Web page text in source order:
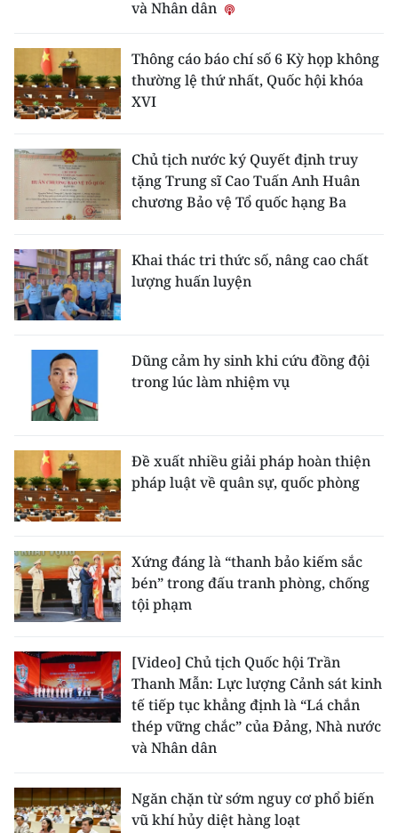
và Nhân dân
Thông cáo báo chí số 6 Kỳ họp không
thường lệ thứ nhất, Quốc hội khóa
XVI
Chủ tịch nước ký Quyết định truy
tặng Trung sĩ Cao Tuấn Anh Huân
chương Bảo vệ Tổ quốc hạng Ba
Khai thác tri thức số, nâng cao chất
lượng huấn luyện
Dũng cảm hy sinh khi cứu đồng đội
trong lúc làm nhiệm vụ
Đề xuất nhiều giải pháp hoàn thiện
pháp luật về quân sự, quốc phòng
Xứng đáng là “thanh bảo kiếm sắc
bén” trong đấu tranh phòng, chống
tội phạm
[Video] Chủ tịch Quốc hội Trần
Thanh Mẫn: Lực lượng Cảnh sát kinh
tế tiếp tục khẳng định là “Lá chắn
thép vững chắc” của Đảng, Nhà nước
và Nhân dân
Ngăn chặn từ sớm nguy cơ phổ biến
vũ khí hủy diệt hàng loạt